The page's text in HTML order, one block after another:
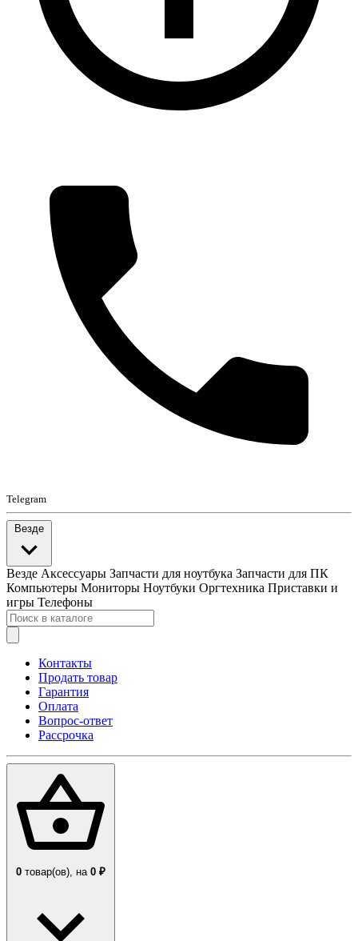
Telegram
Везде
Везде Аксессуары Запчасти для ноутбука Запчасти для ПК
Компьютеры Мониторы Ноутбуки Оргтехника Приставки и
игры Телефоны
Контакты
Продать товар
Гарантия
Оплата
Вопрос-ответ
Рассрочка
0 товар(ов), на 0 ₽